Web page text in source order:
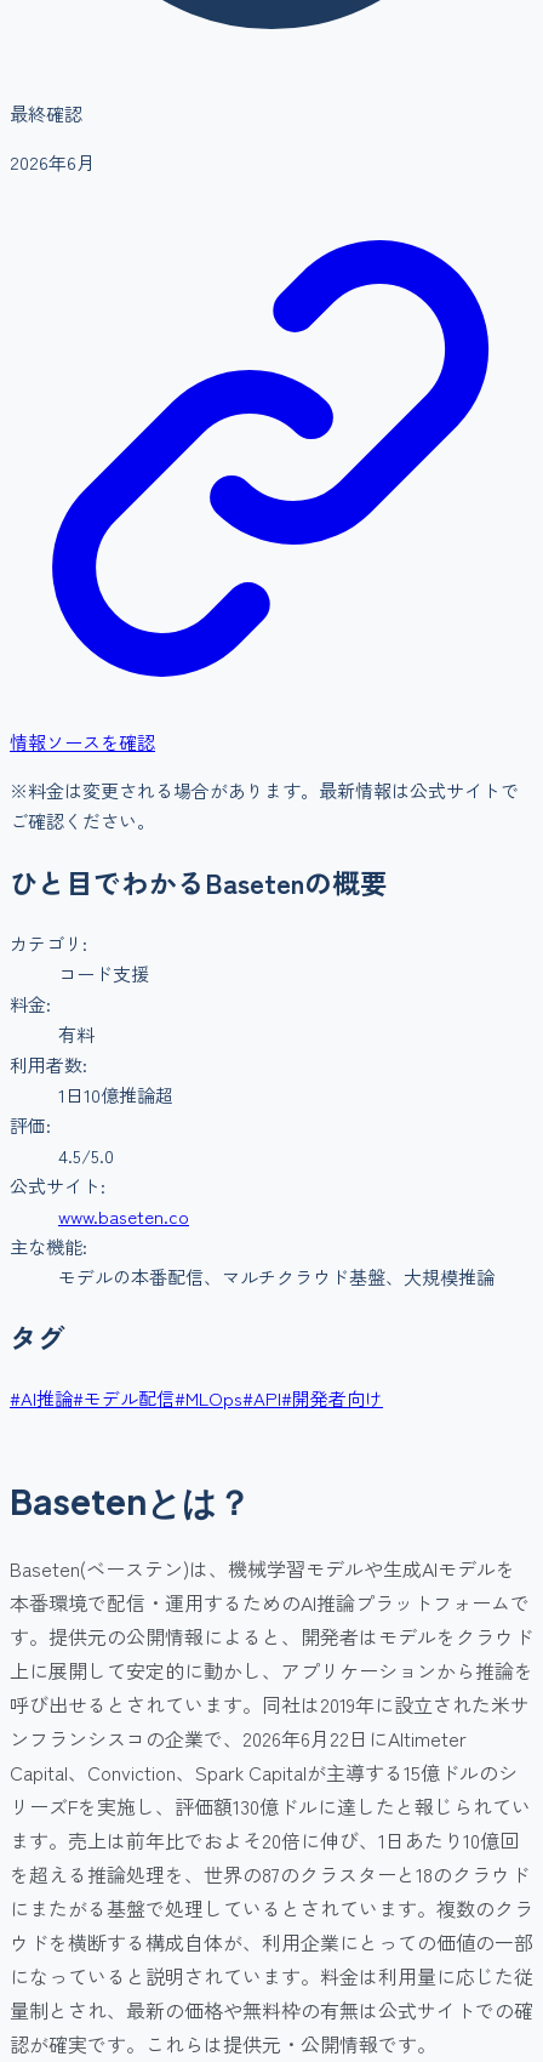
最終確認
2026年6月
情報ソースを確認
※料金は変更される場合があります。最新情報は公式サイトで
ご確認ください。
ひと目でわかるBasetenの概要
カテゴリ:
コード支援
料金:
有料
利用者数:
1日10億推論超
評価:
4.5/5.0
公式サイト:
www.baseten.co
主な機能:
モデルの本番配信、マルチクラウド基盤、大規模推論
タグ
#AI推論#モデル配信#MLOps#API#開発者向け
Basetenとは？
Baseten(ベーステン)は、機械学習モデルや生成AIモデルを
本番環境で配信・運用するためのAI推論プラットフォームで
す。提供元の公開情報によると、開発者はモデルをクラウド
上に展開して安定的に動かし、アプリケーションから推論を
呼び出せるとされています。同社は2019年に設立された米サ
ンフランシスコの企業で、2026年6月22日にAltimeter
Capital、Conviction、Spark Capitalが主導する15億ドルのシ
リーズFを実施し、評価額130億ドルに達したと報じられてい
ます。売上は前年比でおよそ20倍に伸び、1日あたり10億回
を超える推論処理を、世界の87のクラスターと18のクラウド
にまたがる基盤で処理しているとされています。複数のクラ
ウドを横断する構成自体が、利用企業にとっての価値の一部
になっていると説明されています。料金は利用量に応じた従
量制とされ、最新の価格や無料枠の有無は公式サイトでの確
認が確実です。これらは提供元・公開情報です。